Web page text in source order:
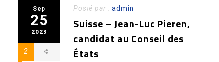
Sep
25
2023
2
Posté par :admin
Suisse – Jean-Luc Pieren,
candidat au Conseil des
États